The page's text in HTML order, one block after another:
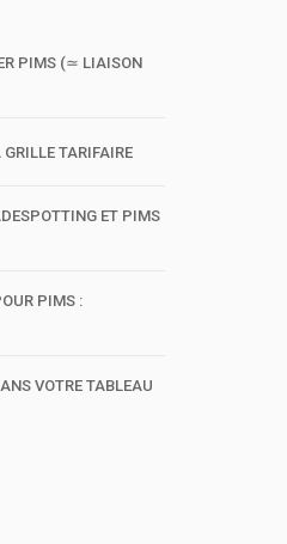
PIMS (≃ LIAISON
TARIFAIRE
ET PIMS
PIMS :
VOTRE TABLEAU